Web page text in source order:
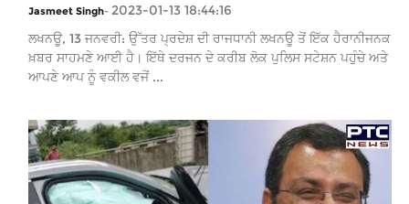
Jasmeet Singh- 2023-01-13 18:44:16
ਲਖਨਊ, 13 ਜਨਵਰੀ: ਉੱਤਰ ਪ੍ਰਦੇਸ਼ ਦੀ ਰਾਜਧਾਨੀ ਲਖਨਊ ਤੋਂ ਇੱਕ ਹੈਰਾਨੀਜਨਕ
ਖ਼ਬਰ ਸਾਹਮਣੇ ਆਈ ਹੈ। ਇੱਥੇ ਦਰਜਨ ਦੇ ਕਰੀਬ ਲੋਕ ਪੁਲਿਸ ਸਟੇਸ਼ਨ ਪਹੁੰਚੇ ਅਤੇ
ਆਪਣੇ ਆਪ ਨੂੰ ਵਕੀਲ ਵਜੋਂ ...